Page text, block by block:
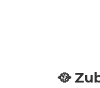
🥘